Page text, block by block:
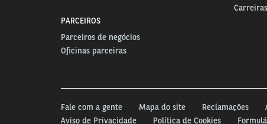
PARCEIROS
Parceiros de negócios
Oficinas parceiras
Carreiras
Fale com a gente Mapa do site Reclamações
Aviso de Privacidade
Política de Cookies